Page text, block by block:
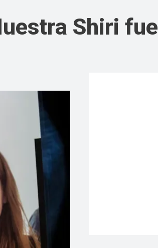
Shiri fue